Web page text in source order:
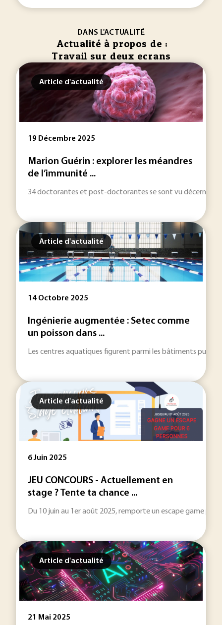
DANS L'ACTUALITÉ
Actualité à propos de :
Travail sur deux ecrans
Article d'actualité
19 Décembre 2025
Marion Guérin : explorer les méandres
de l’immunité ...
34 doctorantes et post-doctorantes se sont vu décerner, le 8
Article d'actualité
14 Octobre 2025
Ingénierie augmentée : Setec comme
un poisson dans ...
Les centres aquatiques figurent parmi les bâtiments
Article d'actualité
6 Juin 2025
JEU CONCOURS - Actuellement en
stage ? Tente ta chance ...
Du 10 juin au 1er août 2025, remporte un escape game
Article d'actualité
21 Mai 2025